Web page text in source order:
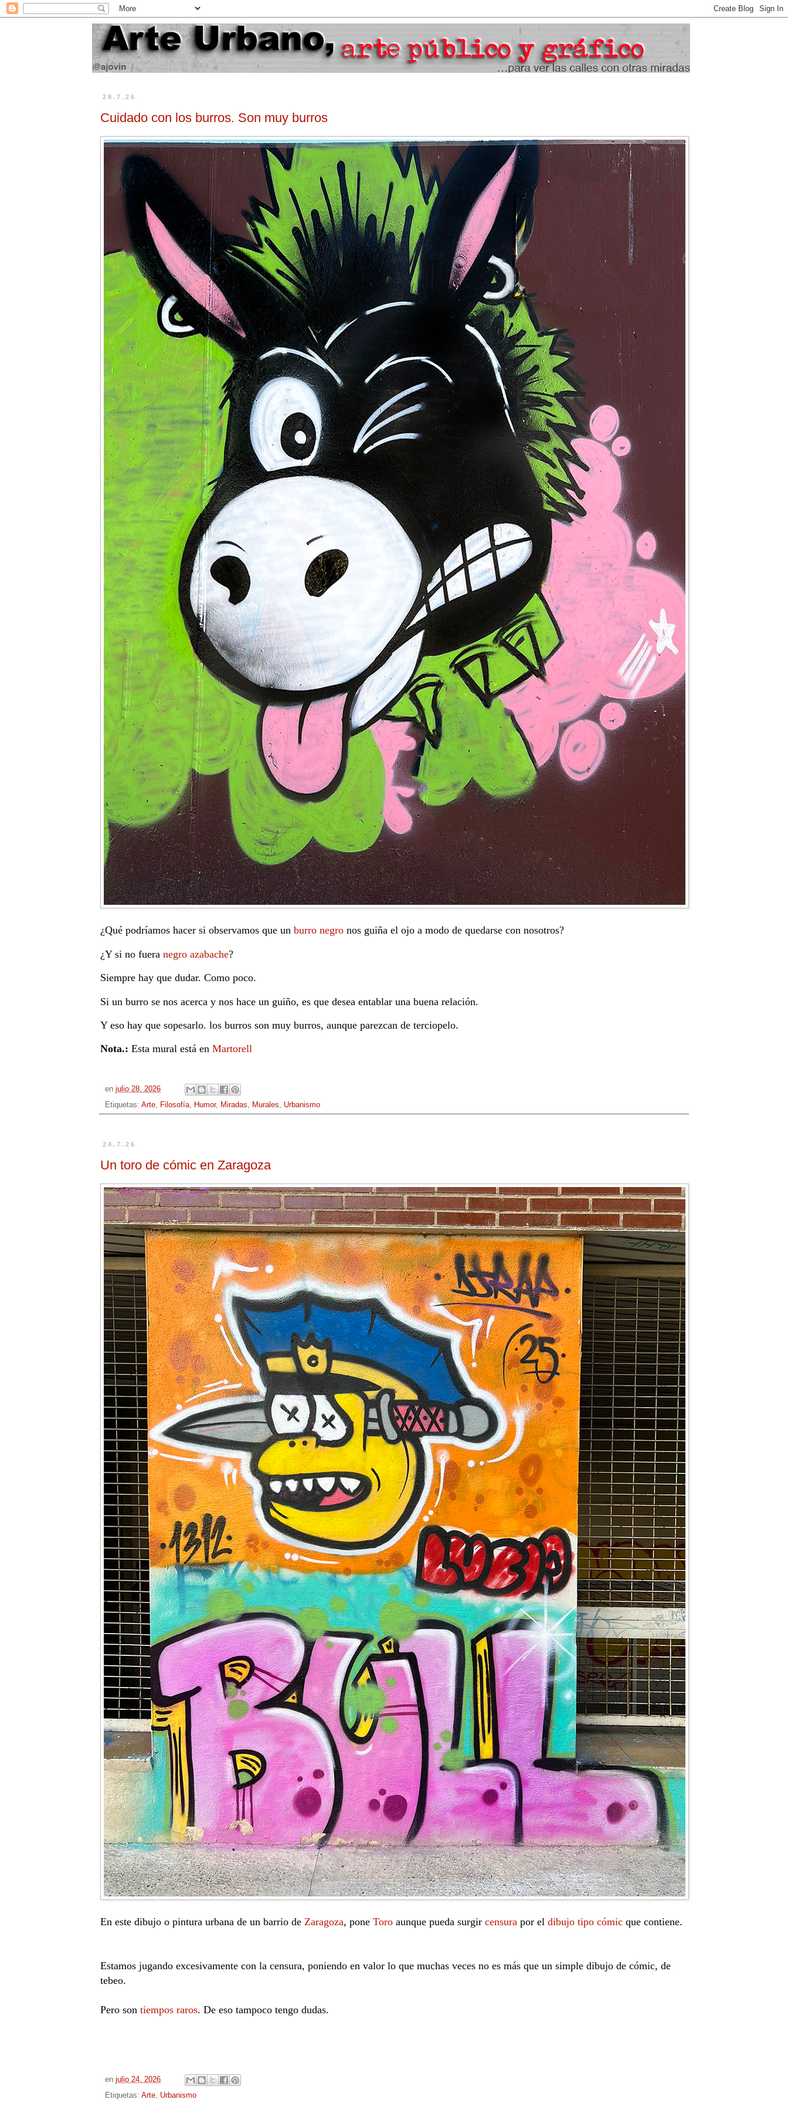
28.7.26
Cuidado con los burros. Son muy burros
¿Qué podríamos hacer si observamos que un burro negro nos guiña el ojo a modo de quedarse con nosotros?
¿Y si no fuera negro azabache?
Siempre hay que dudar. Como poco.
Si un burro se nos acerca y nos hace un guiño, es que desea entablar una buena relación.
Y eso hay que sopesarlo. los burros son muy burros, aunque parezcan de terciopelo.
Nota.: Esta mural está en Martorell
en julio 28, 2026
Etiquetas: Arte, Filosofía, Humor, Miradas, Murales, Urbanismo
24.7.26
Un toro de cómic en Zaragoza
En este dibujo o pintura urbana de un barrio de Zaragoza, pone Toro aunque pueda surgir censura por el dibujo tipo cómic que contiene.
Estamos jugando excesivamente con la censura, poniendo en valor lo que muchas veces no es más que un simple dibujo de cómic, de
tebeo.
Pero son tiempos raros. De eso tampoco tengo dudas.
en julio 24, 2026
Etiquetas: Arte, Urbanismo